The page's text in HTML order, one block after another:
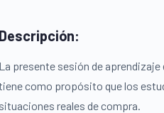
Descripción:
La presente sesión de
como propósito que los
situaciones reales de compra.